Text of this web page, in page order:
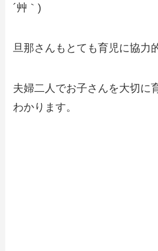
´艸｀)
旦那さんもとても育児に協力
夫婦二人でお子さんを大切に
わかります。